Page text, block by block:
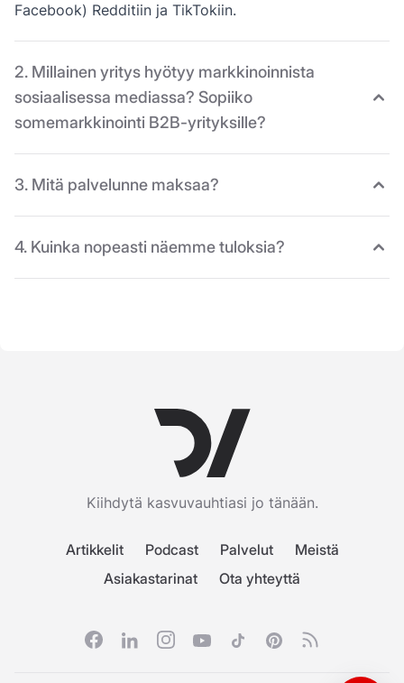
Facebook) Redditiin ja TikTokiin.
2. Millainen yritys hyötyy markkinoinnista
sosiaalisessa mediassa? Sopiiko
somemarkkinointi B2B-yrityksille?
3. Mitä palvelunne maksaa?
4. Kuinka nopeasti näemme tuloksia?
Kiihdytä kasvuvauhtiasi jo tänään.
Artikkelit Podcast Palvelut
Meistä
Asiakastarinat
Ota yhteyttä
FacebookLinkedinInstagramYoutubeTiktokPinterestRSS feed